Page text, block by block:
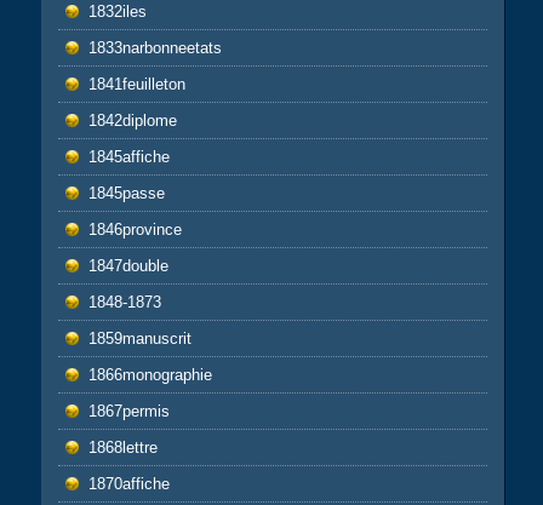
1832iles
1833narbonneetats
1841feuilleton
1842diplome
1845affiche
1845passe
1846province
1847double
1848-1873
1859manuscrit
1866monographie
1867permis
1868lettre
1870affiche